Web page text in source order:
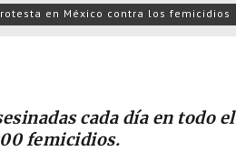
en México contra los femicidios
cada día en todo el
femicidios.